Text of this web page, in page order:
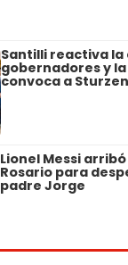
Santilli reactiva
gobernadores y
convoca a
Lionel Messi
Rosario para
padre Jorge